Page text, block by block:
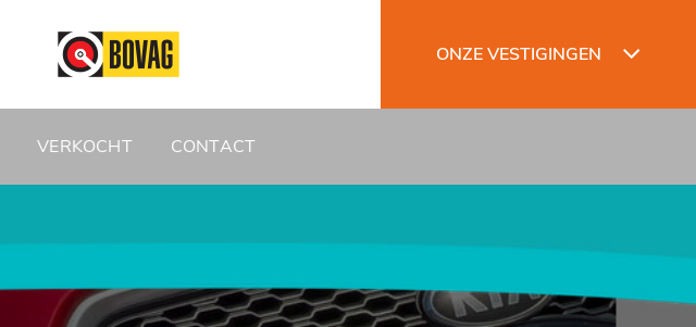
ONZE VESTIGINGEN
VERKOCHT CONTACT